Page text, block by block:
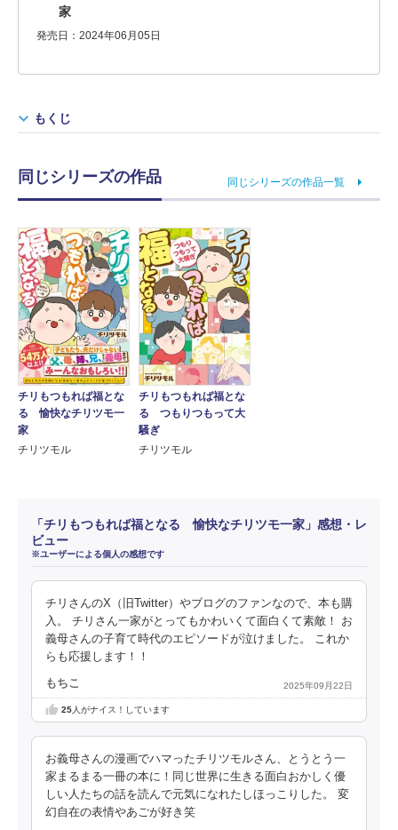
家
発売日：2024年06月05日
もくじ
同じシリーズの作品 同じシリーズの作品一覧
チリもつもれば福とな
る 愉快なチリツモ一
家
チリツモル
チリもつもれば福とな
る つもりつもって大
騒ぎ
チリツモル
「チリもつもれば福となる 愉快なチリツモ一家」感想・レ
ビュー
※ユーザーによる個人の感想です
チリさんのX（旧Twitter）やブログのファンなので、本も購
入。 チリさん一家がとってもかわいくて面白くて素敵！ お
義母さんの子育て時代のエピソードが泣けました。 これか
らも応援します！！
もちこ 2025年09月22日
25人がナイス！しています
お義母さんの漫画でハマったチリツモルさん、とうとう一
家まるまる一冊の本に！同じ世界に生きる面白おかしく優
しい人たちの話を読んで元気になれたしほっこりした。 変
幻自在の表情やあごが好き笑